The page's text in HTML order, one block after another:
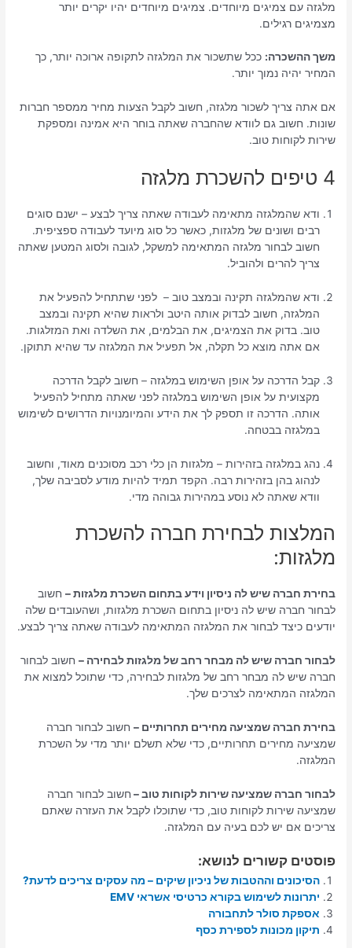
מלגזה עם צמיגים מיוחדים. צמיגים מיוחדים יהיו יקרים יותר
מצמיגים רגילים.
משך ההשכרה: ככל שתשכור את המלגזה לתקופה ארוכה יותר, כך
המחיר יהיה נמוך יותר.
אם אתה צריך לשכור מלגזה, חשוב לקבל הצעות מחיר ממספר חברות
שונות. חשוב גם לוודא שהחברה שאתה בוחר היא אמינה ומספקת
שירות לקוחות טוב.
4 טיפים להשכרת מלגזה
ודא שהמלגזה מתאימה לעבודה שאתה צריך לבצע – ישנם סוגים
רבים ושונים של מלגזות, כאשר כל סוג מיועד לעבודה ספציפית.
חשוב לבחור מלגזה המתאימה למשקל, לגובה ולסוג המטען שאתה
צריך להרים ולהוביל.
ודא שהמלגזה תקינה ובמצב טוב – לפני שתתחיל להפעיל את
המלגזה, חשוב לבדוק אותה היטב ולראות שהיא תקינה ובמצב
טוב. בדוק את הצמיגים, את הבלמים, את השלדה ואת המזלגות.
אם אתה מוצא כל תקלה, אל תפעיל את המלגזה עד שהיא תתוקן.
קבל הדרכה על אופן השימוש במלגזה – חשוב לקבל הדרכה
מקצועית על אופן השימוש במלגזה לפני שאתה מתחיל להפעיל
אותה. הדרכה זו תספק לך את הידע והמיומנויות הדרושים לשימוש
במלגזה בבטחה.
נהג במלגזה בזהירות – מלגזות הן כלי רכב מסוכנים מאוד, וחשוב
לנהוג בהן בזהירות רבה. הקפד תמיד להיות מודע לסביבה שלך,
וודא שאתה לא נוסע במהירות גבוהה מדי.
המלצות לבחירת חברה להשכרת
מלגזות:
בחירת חברה שיש לה ניסיון וידע בתחום השכרת מלגזות – חשוב
לבחור חברה שיש לה ניסיון בתחום השכרת מלגזות, ושהעובדים שלה
יודעים כיצד לבחור את המלגזה המתאימה לעבודה שאתה צריך לבצע.
לבחור חברה שיש לה מבחר רחב של מלגזות לבחירה – חשוב לבחור
חברה שיש לה מבחר רחב של מלגזות לבחירה, כדי שתוכל למצוא את
המלגזה המתאימה לצרכים שלך.
בחירת חברה שמציעה מחירים תחרותיים – חשוב לבחור חברה
שמציעה מחירים תחרותיים, כדי שלא תשלם יותר מדי על השכרת
המלגזה.
לבחור חברה שמציעה שירות לקוחות טוב – חשוב לבחור חברה
שמציעה שירות לקוחות טוב, כדי שתוכלו לקבל את העזרה שאתם
צריכים אם יש לכם בעיה עם המלגזה.
פוסטים קשורים לנושא:
הסיכונים וההטבות של ניכיון שיקים – מה עסקים צריכים לדעת?
יתרונות לשימוש בקורא כרטיסי אשראי EMV
אספקת סולר לתחבורה
תיקון מכונות לספירת כסף